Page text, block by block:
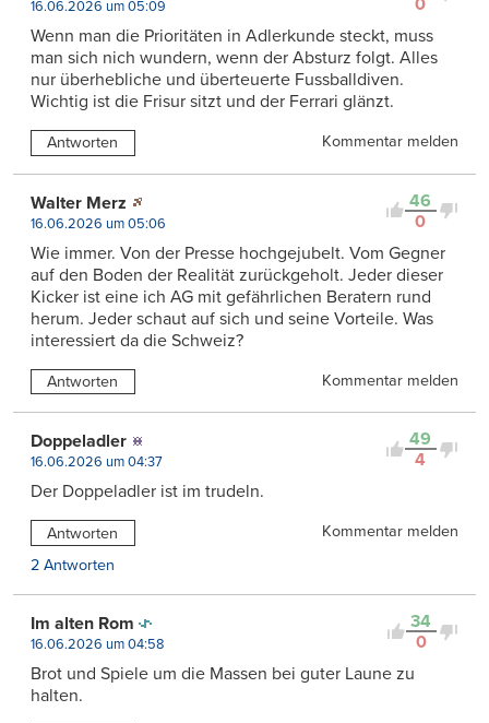
16.06.2026 um 05:09
Wenn man die Prioritäten in Adlerkunde steckt, muss
man sich nich wundern, wenn der Absturz folgt. Alles
nur überhebliche und überteuerte Fussballdiven.
Wichtig ist die Frisur sitzt und der Ferrari glänzt.
Antworten Kommentar melden
46
0
Walter Merz
16.06.2026 um 05:06
Wie immer. Von der Presse hochgejubelt. Vom Gegner
auf den Boden der Realität zurückgeholt. Jeder dieser
Kicker ist eine ich AG mit gefährlichen Beratern rund
herum. Jeder schaut auf sich und seine Vorteile. Was
interessiert da die Schweiz?
Antworten Kommentar melden
49
4
Doppeladler
16.06.2026 um 04:37
Der Doppeladler ist im trudeln.
Antworten
Kommentar melden
2 Antworten
34
0
Im alten Rom
16.06.2026 um 04:58
Brot und Spiele um die Massen bei guter Laune zu
halten.